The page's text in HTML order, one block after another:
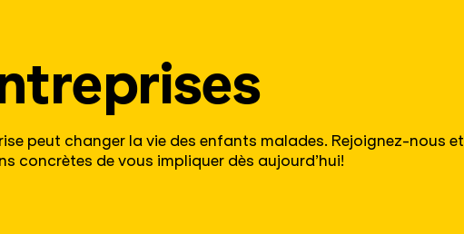
peut changer la vie des enfants malades. Rejoignez-nous et
concrètes de vous impliquer dès aujourd’hui!